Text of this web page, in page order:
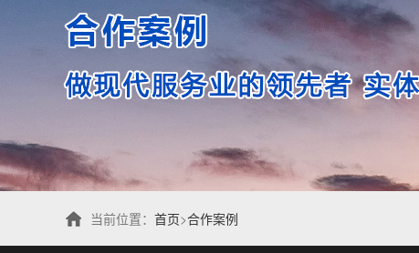
当前位置： 首页>合作案例